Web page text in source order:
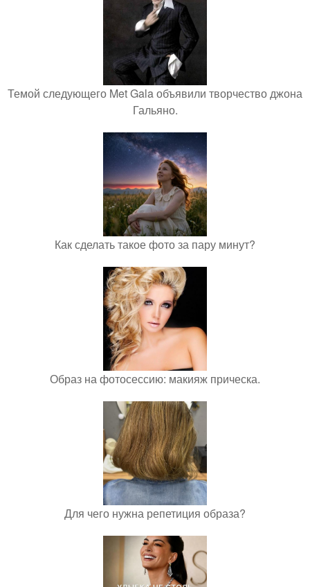
Темой следующего Met Gala объявили творчество джона
Гальяно.
Как сделать такое фото за пару минут?
Образ на фотосессию: макияж прическа.
Для чего нужна репетиция образа?